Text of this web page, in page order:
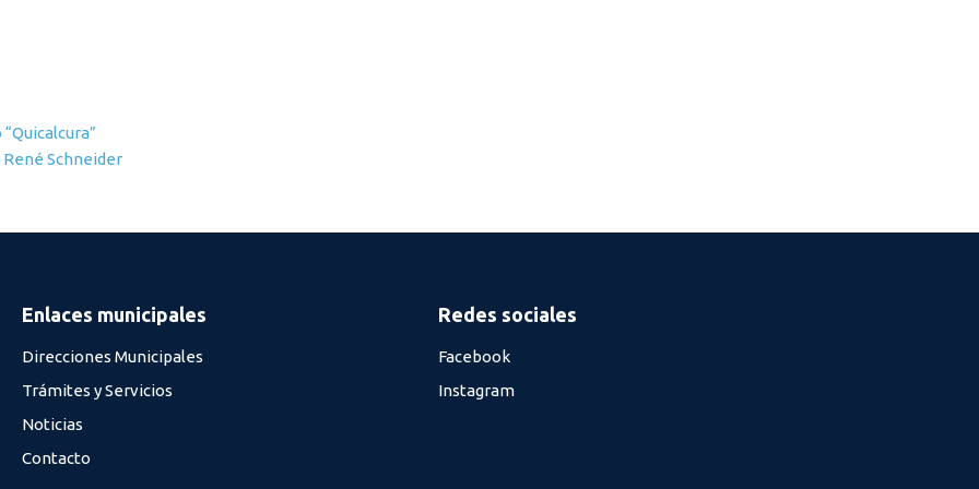
Schneider
Enlaces municipales
Direcciones Municipales
Trámites y Servicios
Noticias
Contacto
Redes sociales
Facebook
Instagram